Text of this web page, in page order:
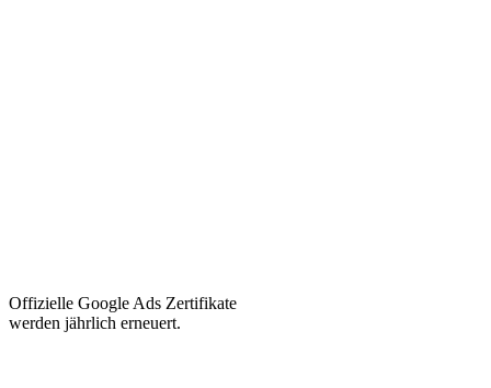
Offizielle Google Ads Zertifikate
werden jährlich erneuert.